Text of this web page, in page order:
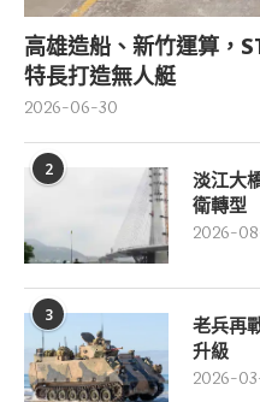
高雄造船、新竹運算，
特長打造無人艇
2026-06-30
2
淡江大
衛轉型
2026-
3
老兵再
升級
2026-